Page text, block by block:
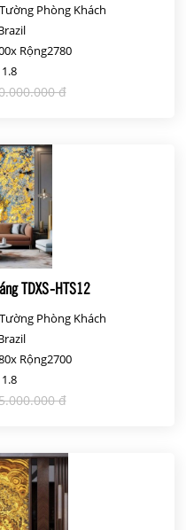
Phòng Khách
Rộng2780
đ
TDXS-HTS12
Phòng Khách
Rộng2700
đ